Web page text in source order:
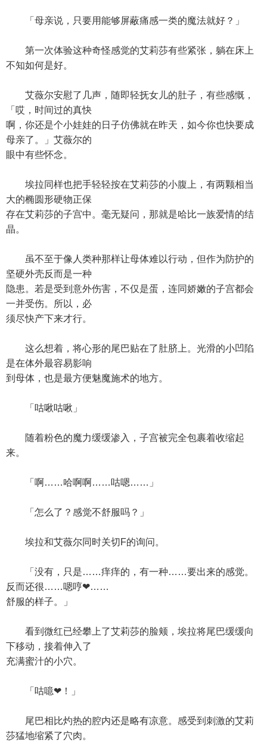
「母亲说，只要用能够屏蔽痛感一类的魔法就好？」
第一次体验这种奇怪感觉的艾莉莎有些紧张，躺在床上
不知如何是好。
艾薇尔安慰了几声，随即轻抚女儿的肚子，有些感慨，
「哎，时间过的真快
啊，你还是个小娃娃的日子仿佛就在昨天，如今你也快要成
母亲了。」艾薇尔的
眼中有些怀念。
埃拉同样也把手轻轻按在艾莉莎的小腹上，有两颗相当
大的椭圆形硬物正保
存在艾莉莎的子宫中。毫无疑问，那就是哈比一族爱情的结
晶。
虽不至于像人类种那样让母体难以行动，但作为防护的
坚硬外壳反而是一种
隐患。若是受到意外伤害，不仅是蛋，连同娇嫩的子宫都会
一并受伤。所以，必
须尽快产下来才行。
这么想着，将心形的尾巴贴在了肚脐上。光滑的小凹陷
是在体外最容易影响
到母体，也是最方便魅魔施术的地方。
「咕啾咕啾」
随着粉色的魔力缓缓渗入，子宫被完全包裹着收缩起
来。
「啊……哈啊啊……咕嗯……」
「怎么了？感觉不舒服吗？」
埃拉和艾薇尔同时关切F的询问。
「没有，只是……痒痒的，有一种……要出来的感觉。
反而还很……嗯哼❤……
舒服的样子。」
看到微红已经攀上了艾莉莎的脸颊，埃拉将尾巴缓缓向
下移动，接着伸入了
充满蜜汁的小穴。
「咕噫❤！」
尾巴相比灼热的腔内还是略有凉意。感受到刺激的艾莉
莎猛地缩紧了穴肉。